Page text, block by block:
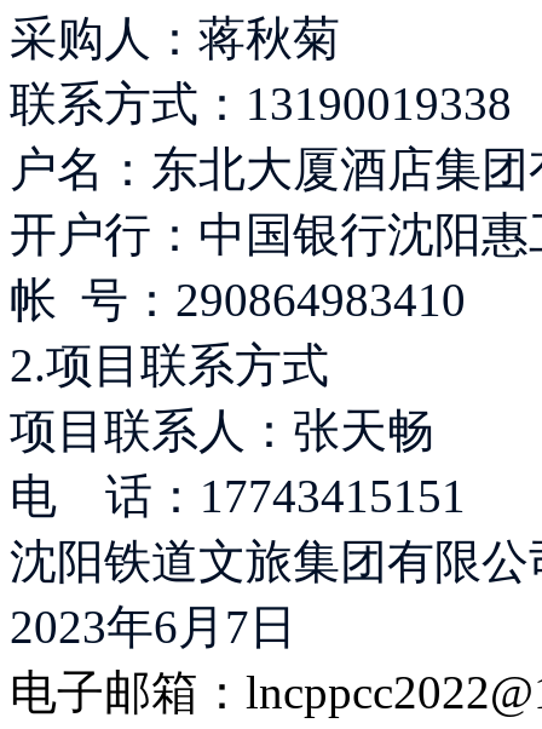
采购人：蒋秋菊
联系方式：13190019338
户名：东北大厦酒店集
开户行：中国银
帐 号：290864983410
2.项目联系方式
项目联系人：张天畅
电 话：17743415151
沈阳铁道文旅集团有限公
2023年6月7日
电子邮箱：